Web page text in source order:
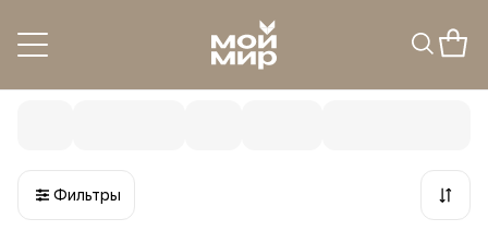
Мокасины и топ-сайдеры
Фильтры